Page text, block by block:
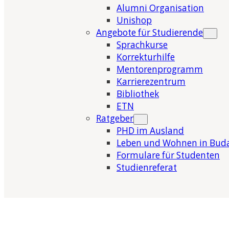
Alumni Organisation
Unishop
Angebote für Studierende
Sprachkurse
Korrekturhilfe
Mentorenprogramm
Karrierezentrum
Bibliothek
ETN
Ratgeber
PHD im Ausland
Leben und Wohnen in
Formulare für Studenten
Studienreferat